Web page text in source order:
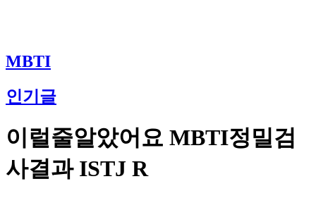
MBTI
인기글
이럴줄알았어요 MBTI정밀검
사결과 ISTJ R